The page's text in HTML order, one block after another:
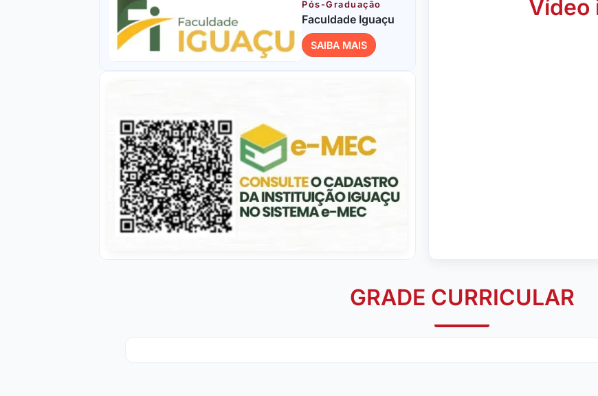
Pós-Graduação
Faculdade Iguaçu
SAIBA MAIS
Vídeo
GRADE CURRICULAR